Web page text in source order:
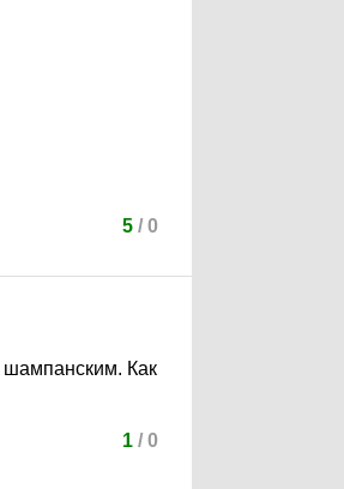
5/ 0
шампанским. Как
1/ 0